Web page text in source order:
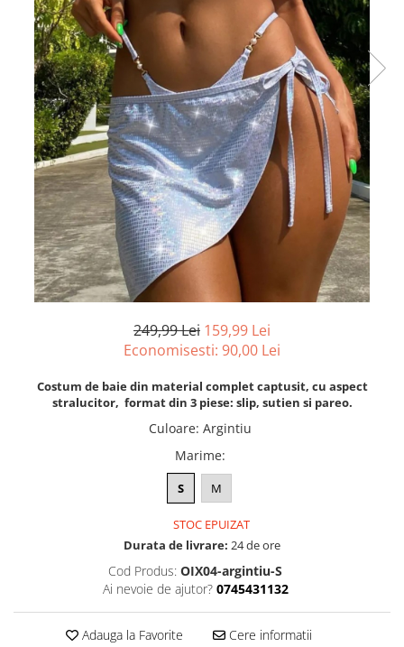
249,99 Lei 159,99 Lei
Economisesti: 90,00 Lei
Costum de baie din material complet captusit, cu aspect
stralucitor, format din 3 piese: slip, sutien si pareo.
Culoare: Argintiu
Marime:
S M
STOC EPUIZAT
Durata de livrare: 24 de ore
Cod Produs: OIX04-argintiu-S
Ai nevoie de ajutor? 0745431132
Adauga la Favorite Cere informatii